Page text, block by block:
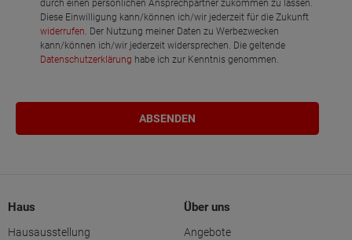
durch einen persönlichen Ansprechpartner zukommen zu lassen.
Diese Einwilligung kann/können ich/wir jederzeit für die Zukunft
widerrufen. Der Nutzung meiner Daten zu Werbezwecken
kann/können ich/wir jederzeit widersprechen. Die geltende
Datenschutzerklärung habe ich zur Kenntnis genommen.
Haus
Hausausstellung
Über uns
Angebote